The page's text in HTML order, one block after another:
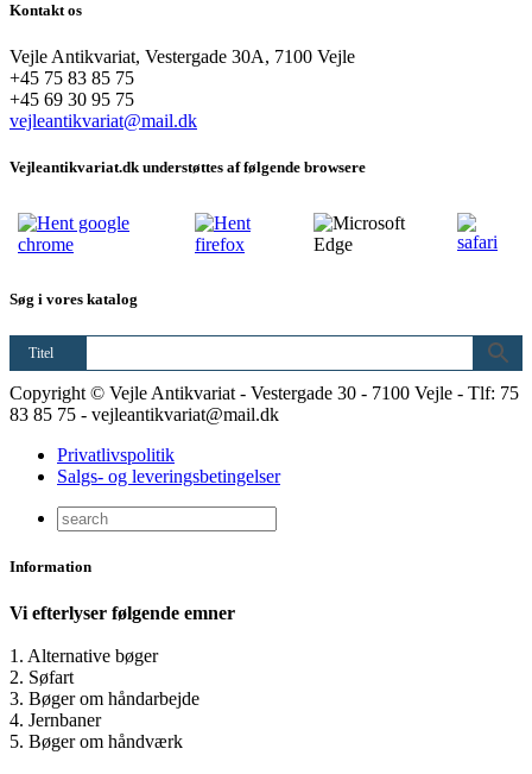
Kontakt os
Vejle Antikvariat, Vestergade 30A, 7100 Vejle
+45 75 83 85 75
+45 69 30 95 75
vejleantikvariat@mail.dk
Vejleantikvariat.dk understøttes af følgende browsere
Søg i vores katalog
Titel
Copyright © Vejle Antikvariat - Vestergade 30 - 7100 Vejle - Tlf: 75
83 85 75 - vejleantikvariat@mail.dk
Privatlivspolitik
Salgs- og leveringsbetingelser
Information
Vi efterlyser følgende emner
1. Alternative bøger
2. Søfart
3. Bøger om håndarbejde
4. Jernbaner
5. Bøger om håndværk